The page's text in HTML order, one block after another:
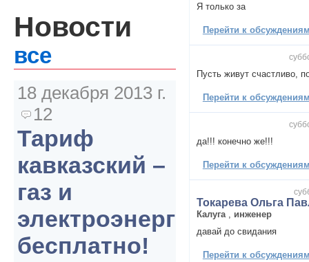
Я только за
Перейти к
Пусть живут счастливо,
Перейти к
да!!! конечно же!!!
Перейти к
Токарева Ольга
Калуга
инженер
давай до свидания
Перейти к
Новости
все
18 декабря 2013 г.
12
Тариф
кавказский –
газ и
электроэнергия
бесплатно!